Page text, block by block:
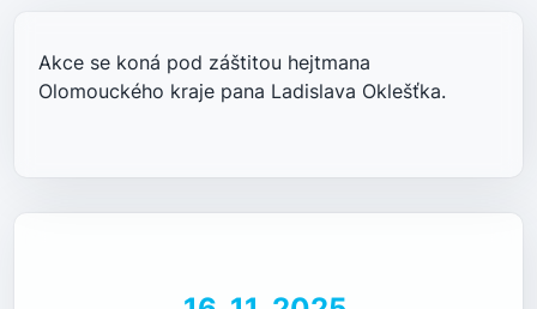
Akce se koná pod záštitou hejtmana
Olomouckého kraje pana Ladislava Oklešťka.